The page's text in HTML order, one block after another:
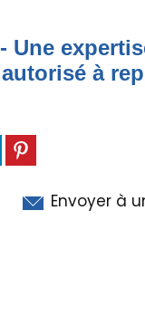
Une
à
Envoyer à